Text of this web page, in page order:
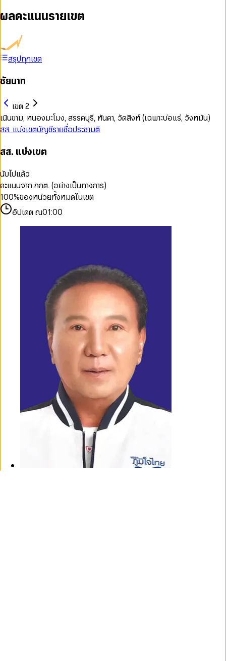
ผลคะแนนรายเขต
สรุปทุกเขต
ชัยนาท
เขต 2
เนินขาม, หนองมะโมง, สรรคบุรี, หันคา, วัดสิงห์ (เฉพาะบ่อแร่, วังหมัน)
สส. แบ่งเขตบัญชีรายชื่อประชามติ
สส. แบ่งเขต
นับไปแล้ว
คะแนนจาก กกต. (อย่างเป็นทางการ)
100%ของหน่วยทั้งหมดในเขต
อัปเดต ณ01:00